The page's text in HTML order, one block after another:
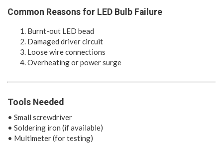
Common Reasons for LED Bulb Failure
Burnt-out LED bead
Damaged driver circuit
Loose wire connections
Overheating or power surge
Tools Needed
• Small screwdriver
• Soldering iron (if available)
• Multimeter (for testing)